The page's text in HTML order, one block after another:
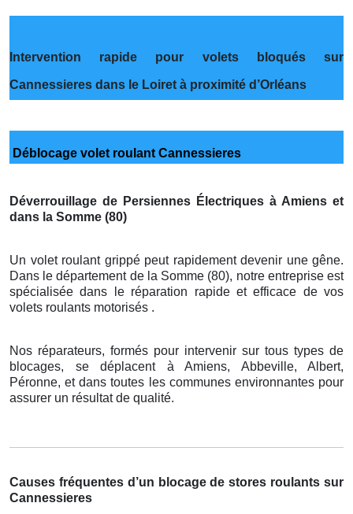
Intervention rapide pour volets bloqués sur
Cannessieres dans le Loiret à proximité d’Orléans
Déblocage volet roulant Cannessieres
Déverrouillage de Persiennes Électriques à Amiens et
dans la Somme (80)
Un volet roulant grippé peut rapidement devenir une gêne.
Dans le département de la Somme (80), notre entreprise est
spécialisée dans le réparation rapide et efficace de vos
volets roulants motorisés .
Nos réparateurs, formés pour intervenir sur tous types de
blocages, se déplacent à Amiens, Abbeville, Albert,
Péronne, et dans toutes les communes environnantes pour
assurer un résultat de qualité.
Causes fréquentes d’un blocage de stores roulants sur
Cannessieres